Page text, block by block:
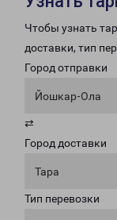
Чтобы узнать
доставки, тип
Город отправки
Йошкар-Ола
⇄
Город доставки
Тара
Тип перевозки